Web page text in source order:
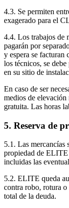
4.3. Se permiten
exagerado para el
4.4. Los trabajos de
pagarán por
y espera se facturan
los técnicos, se
en su sitio de
En caso de ser
medios de elevación
gratuita. Las horas
5. Reserva de
5.1. Las
propiedad de ELITE
incluidas las
5.2. ELITE queda
contra robo, rotura
total de la deuda.